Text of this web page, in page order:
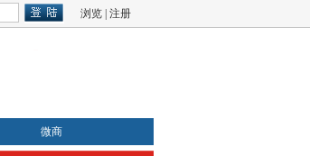
浏览 注册
微商